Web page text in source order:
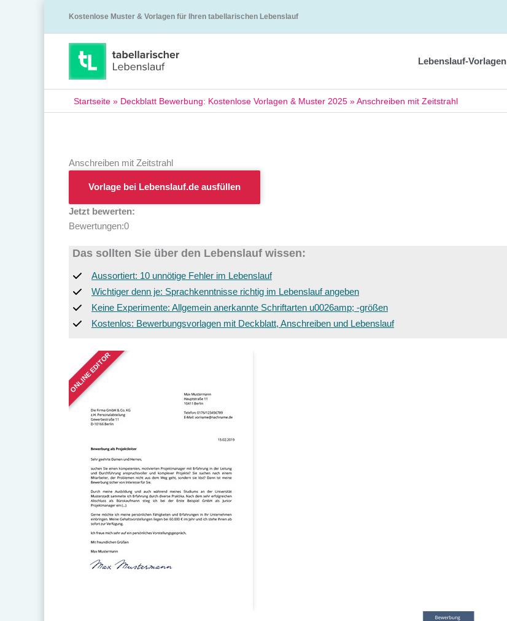
Kostenlose Muster & Vorlagen für Ihren tabellarischen Lebenslauf
Lebenslauf-Vorlagen
Startseite » Deckblatt Bewerbung: Kostenlose Vorlagen & Muster 2025 »Anschreiben mit Zeitstrahl
Anschreiben mit Zeitstrahl
Vorlage bei Lebenslauf.de ausfüllen
Jetzt bewerten:
Bewertungen:0
Das sollten Sie über den Lebenslauf wissen:
Aussortiert: 10 unnötige Fehler im Lebenslauf
Wichtiger denn je: Sprachkenntnisse richtig im Lebenslauf angeben
Keine Experimente: Allgemein anerkannte Schriftarten u0026amp; -größen
Kostenlos: Bewerbungsvorlagen mit Deckblatt, Anschreiben und Lebenslauf